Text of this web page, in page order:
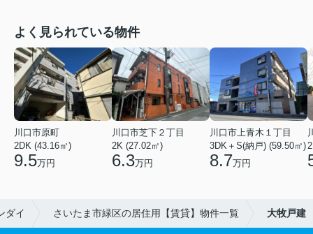
よく見られている物件
川口市原町
2DK (43.16㎡)
9.5万円
川口市芝下２丁目
2K (27.02㎡)
6.3万円
川口市上青木１丁目
3DK＋S(納戸) (59.50㎡)
8.7万円
ダイ さいたま市緑区の居住用【賃貸】物件一覧 大牧戸建